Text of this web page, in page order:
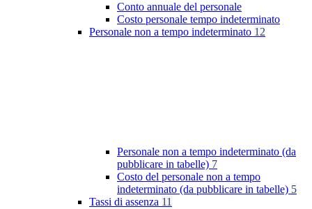
Conto annuale del personale
Costo personale tempo indeterminato
Personale non a tempo indeterminato 12
Personale non a tempo indeterminato (da
pubblicare in tabelle) 7
Costo del personale non a tempo
indeterminato (da pubblicare in tabelle) 5
Tassi di assenza 11